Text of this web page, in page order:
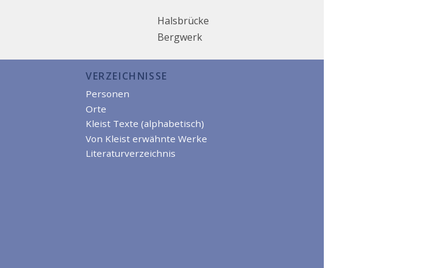
Halsbrücke
Bergwerk
VERZEICHNISSE
Personen
Orte
Kleist Texte (alphabetisch)
Von Kleist erwähnte Werke
Literaturverzeichnis